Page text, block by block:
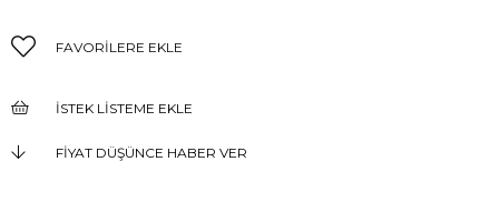
FAVORILERE EKLE
İSTEK LISTEME EKLE
FIYAT DÜŞÜNCE HABER VER